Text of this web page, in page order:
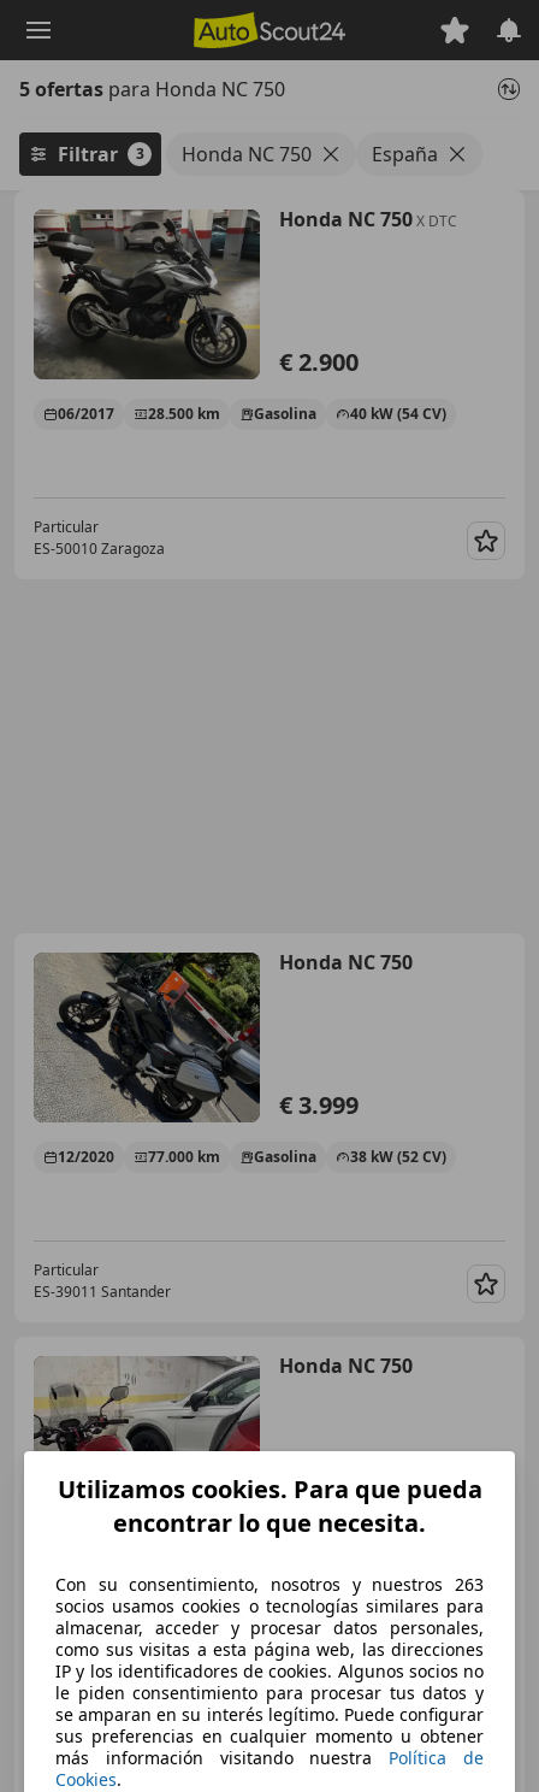
principal
5 ofertas para Honda NC 750
Filtrar 3 Honda NC 750 España
Honda NC 750X DTC
€ 2.900
06/2017 28.500 km Gasolina 40 kW (54 CV)
Particular
ES-50010 Zaragoza
Honda NC 750
€ 3.999
12/2020 77.000 km Gasolina 38 kW (52 CV)
Particular
ES-39011 Santander
Honda NC 750
€ 5.500
01/2018 22.000 km Gasolina 40 kW (54 CV)
Utilizamos cookies. Para que pueda
encontrar lo que necesita.
Con su consentimiento, nosotros y nuestros 263
socios usamos cookies o tecnologías similares para
almacenar, acceder y procesar datos personales,
como sus visitas a esta página web, las direcciones
IP y los identificadores de cookies. Algunos socios no
le piden consentimiento para procesar tus datos y
se amparan en su interés legítimo. Puede configurar
sus preferencias en cualquier momento u obtener
más información visitando nuestra Política de
Cookies.